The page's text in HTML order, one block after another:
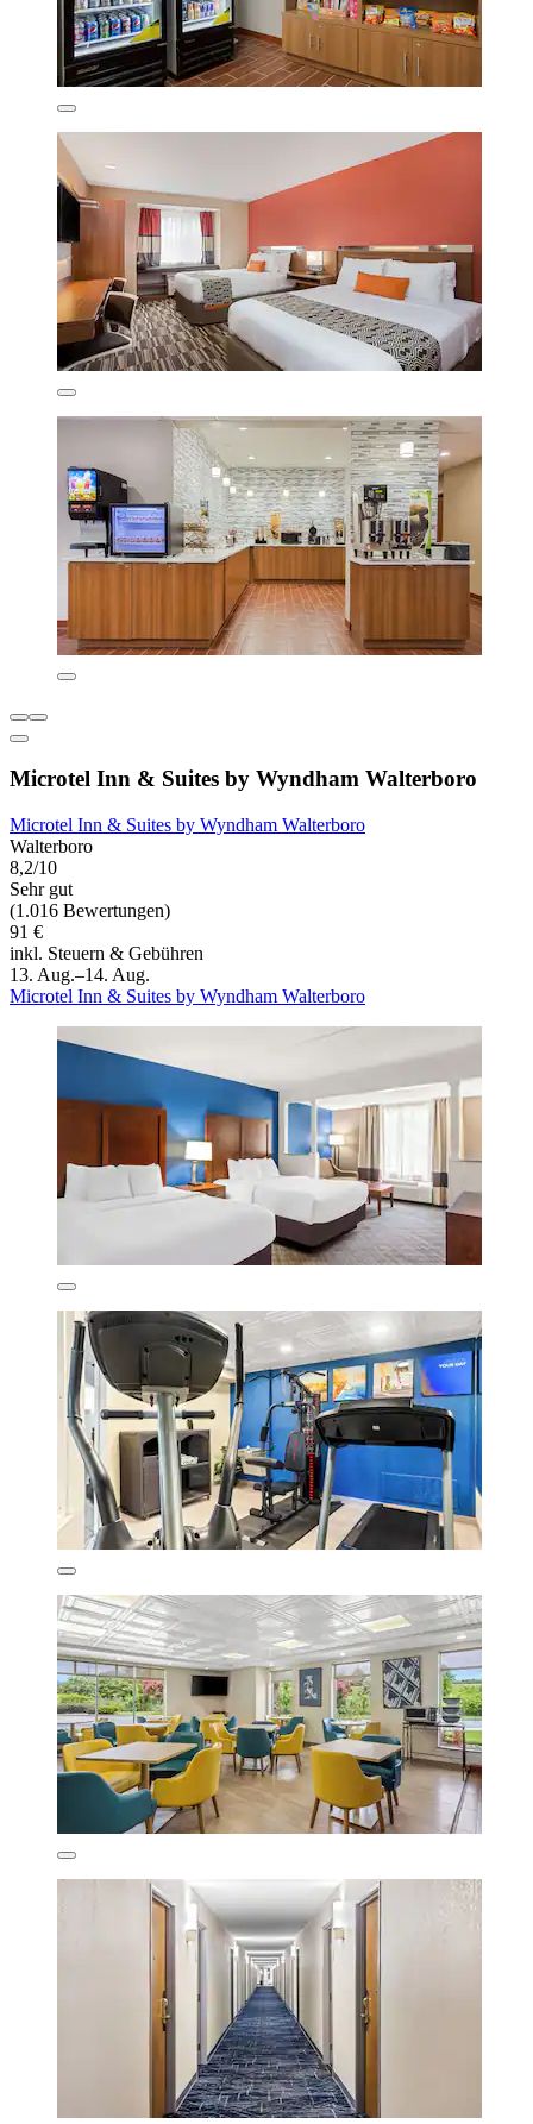
Microtel Inn & Suites by Wyndham Walterboro
Microtel Inn & Suites by Wyndham Walterboro
Walterboro
8,2/10
Sehr gut
(1.016 Bewertungen)
91 €
inkl. Steuern & Gebühren
13. Aug.–14. Aug.
Microtel Inn & Suites by Wyndham Walterboro